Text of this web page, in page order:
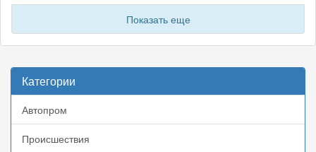
Показать еще
Категории
Автопром
Происшествия